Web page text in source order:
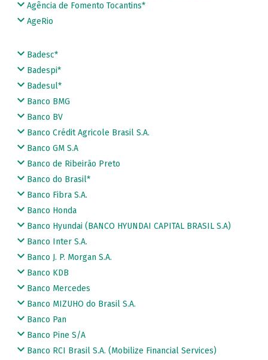
Agência de Fomento Tocantins*
AgeRio
Badesc*
Badespi*
Badesul*
Banco BMG
Banco BV
Banco Crédit Agricole Brasil S.A.
Banco GM S.A
Banco de Ribeirão Preto
Banco do Brasil*
Banco Fibra S.A.
Banco Honda
Banco Hyundai (BANCO HYUNDAI CAPITAL BRASIL S.A)
Banco Inter S.A.
Banco J. P. Morgan S.A.
Banco KDB
Banco Mercedes
Banco MIZUHO do Brasil S.A.
Banco Pan
Banco Pine S/A
Banco RCI Brasil S.A. (Mobilize Financial Services)